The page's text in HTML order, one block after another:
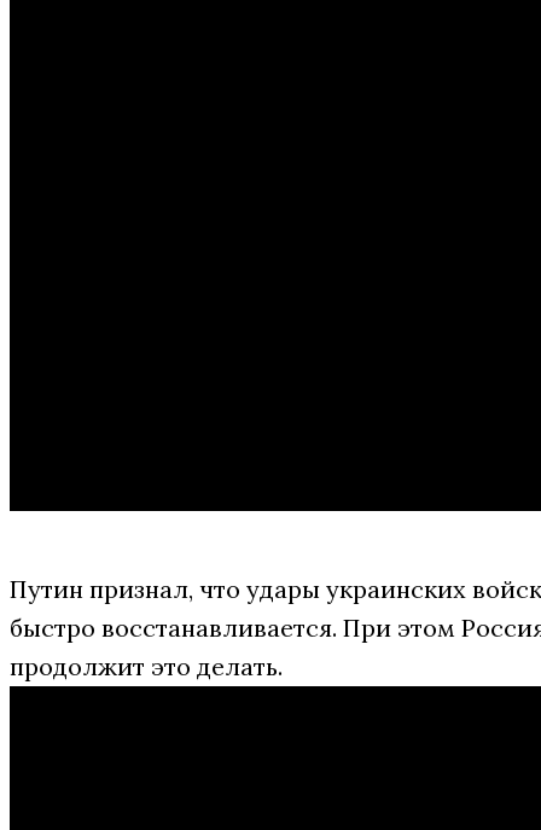
Путин признал, что удары украинских
быстро восстанавливается. При этом
продолжит это делать.